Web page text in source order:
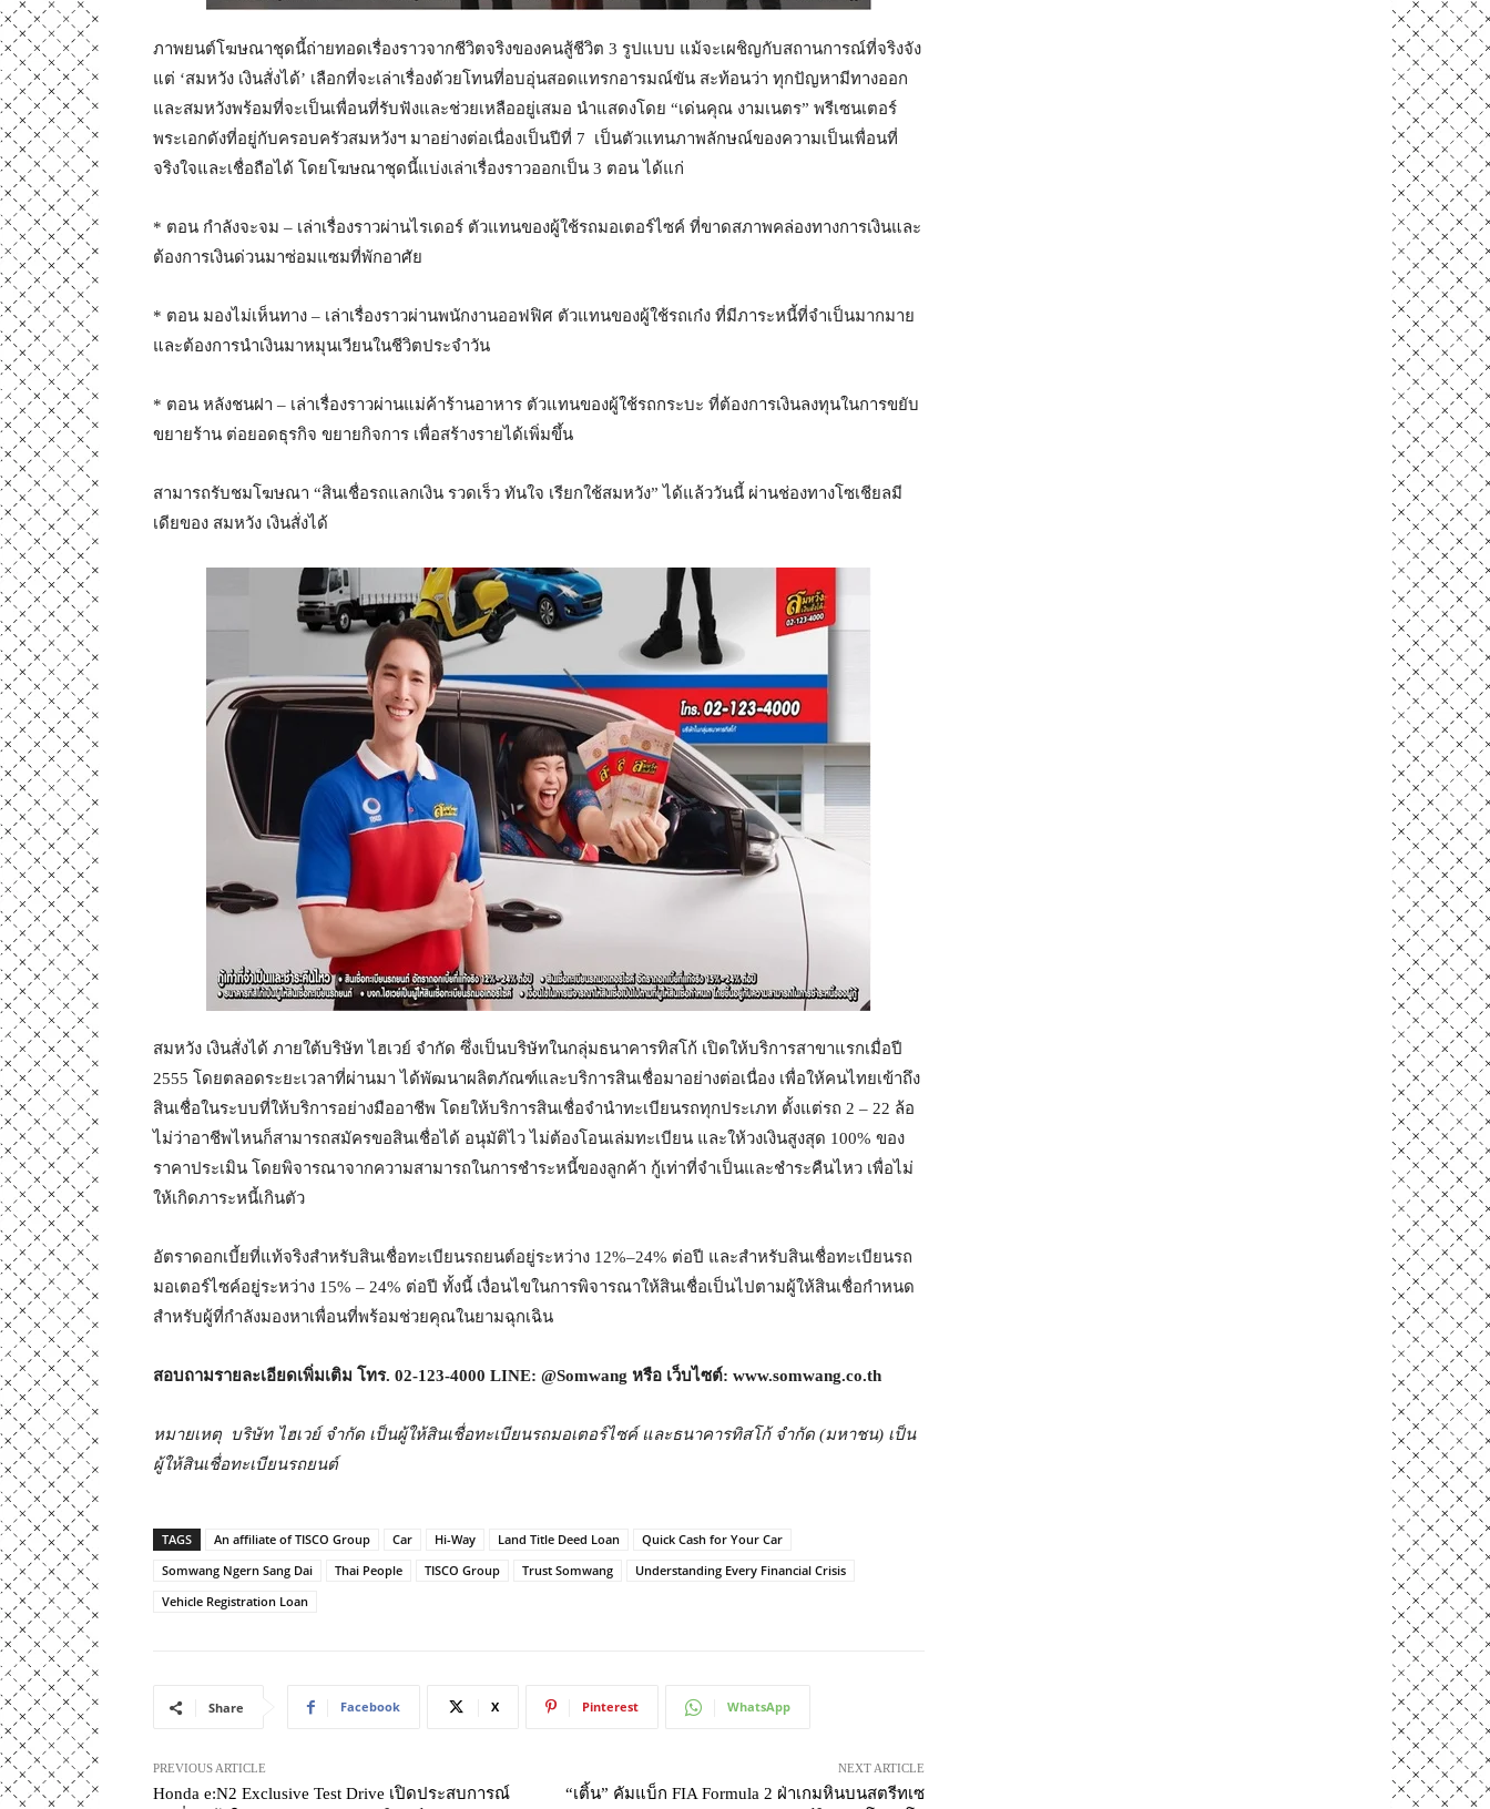
ภาพยนต์โฆษณาชุดนี้ถ่ายทอดเรื่องราวจากชีวิตจริงของคนสู้ชีวิต 3 รูปแบบ แม้จะเผชิญกับสถานการณ์ที่จริงจัง
แต่ ‘สมหวัง เงินสั่งได้’ เลือกที่จะเล่าเรื่องด้วยโทนที่อบอุ่นสอดแทรกอารมณ์ขัน สะท้อนว่า ทุกปัญหามีทางออก
และสมหวังพร้อมที่จะเป็นเพื่อนที่รับฟังและช่วยเหลืออยู่เสมอ นำแสดงโดย “เด่นคุณ งามเนตร” พรีเซนเตอร์
พระเอกดังที่อยู่กับครอบครัวสมหวังฯ มาอย่างต่อเนื่องเป็นปีที่ 7 เป็นตัวแทนภาพลักษณ์ของความเป็นเพื่อนที่
จริงใจและเชื่อถือได้ โดยโฆษณาชุดนี้แบ่งเล่าเรื่องราวออกเป็น 3 ตอน ได้แก่
* ตอน กำลังจะจม – เล่าเรื่องราวผ่านไรเดอร์ ตัวแทนของผู้ใช้รถมอเตอร์ไซค์ ที่ขาดสภาพคล่องทางการเงินและ
ต้องการเงินด่วนมาซ่อมแซมที่พักอาศัย
* ตอน มองไม่เห็นทาง – เล่าเรื่องราวผ่านพนักงานออฟฟิศ ตัวแทนของผู้ใช้รถเก๋ง ที่มีภาระหนี้ที่จำเป็นมากมาย
และต้องการนำเงินมาหมุนเวียนในชีวิตประจำวัน
* ตอน หลังชนฝา – เล่าเรื่องราวผ่านแม่ค้าร้านอาหาร ตัวแทนของผู้ใช้รถกระบะ ที่ต้องการเงินลงทุนในการขยับ
ขยายร้าน ต่อยอดธุรกิจ ขยายกิจการ เพื่อสร้างรายได้เพิ่มขึ้น
สามารถรับชมโฆษณา “สินเชื่อรถแลกเงิน รวดเร็ว ทันใจ เรียกใช้สมหวัง” ได้แล้ววันนี้ ผ่านช่องทางโซเชียลมี
เดียของ สมหวัง เงินสั่งได้
สมหวัง เงินสั่งได้ ภายใต้บริษัท ไฮเวย์ จำกัด ซึ่งเป็นบริษัทในกลุ่มธนาคารทิสโก้ เปิดให้บริการสาขาแรกเมื่อปี
2555 โดยตลอดระยะเวลาที่ผ่านมา ได้พัฒนาผลิตภัณฑ์และบริการสินเชื่อมาอย่างต่อเนื่อง เพื่อให้คนไทยเข้าถึง
สินเชื่อในระบบที่ให้บริการอย่างมืออาชีพ โดยให้บริการสินเชื่อจำนำทะเบียนรถทุกประเภท ตั้งแต่รถ 2 – 22 ล้อ
ไม่ว่าอาชีพไหนก็สามารถสมัครขอสินเชื่อได้ อนุมัติไว ไม่ต้องโอนเล่มทะเบียน และให้วงเงินสูงสุด 100% ของ
ราคาประเมิน โดยพิจารณาจากความสามารถในการชำระหนี้ของลูกค้า กู้เท่าที่จำเป็นและชำระคืนไหว เพื่อไม่
ให้เกิดภาระหนี้เกินตัว
อัตราดอกเบี้ยที่แท้จริงสำหรับสินเชื่อทะเบียนรถยนต์อยู่ระหว่าง 12%–24% ต่อปี และสำหรับสินเชื่อทะเบียนรถ
มอเตอร์ไซค์อยู่ระหว่าง 15% – 24% ต่อปี ทั้งนี้ เงื่อนไขในการพิจารณาให้สินเชื่อเป็นไปตามผู้ให้สินเชื่อกำหนด
สำหรับผู้ที่กำลังมองหาเพื่อนที่พร้อมช่วยคุณในยามฉุกเฉิน
สอบถามรายละเอียดเพิ่มเติม โทร. 02-123-4000 LINE: @Somwang หรือ เว็บไซต์: www.somwang.co.th
หมายเหตุ บริษัท ไฮเวย์ จำกัด เป็นผู้ให้สินเชื่อทะเบียนรถมอเตอร์ไซค์ และธนาคารทิสโก้ จำกัด (มหาชน) เป็น
ผู้ให้สินเชื่อทะเบียนรถยนต์
TAGS An affiliate of TISCO Group Car Hi-Way Land Title Deed Loan
Quick Cash for Your Car
Somwang Ngern Sang Dai
Thai People TISCO Group Trust Somwang
Understanding Every Financial Crisis
Vehicle Registration Loan
Share Facebook X Pinterest WhatsApp
PREVIOUS ARTICLE
Honda e:N2 Exclusive Test Drive เปิดประสบการณ์
NEXT ARTICLE
“เติ้น” คัมแบ็ก FIA Formula 2 ฝ่าเกมหินบนสตรีทเซ